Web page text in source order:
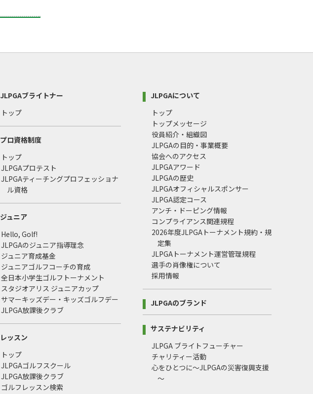
JLPGAブライトナー
トップ
プロ資格制度
トップ
JLPGAプロテスト
JLPGAティーチングプロフェッショナ
ル資格
ジュニア
Hello, Golf!
JLPGAのジュニア指導理念
ジュニア育成基金
ジュニアゴルフコーチの育成
全日本小学生ゴルフトーナメント
スタジオアリス ジュニアカップ
サマーキッズデー・キッズゴルフデー
JLPGA放課後クラブ
レッスン
トップ
JLPGAゴルフスクール
JLPGA放課後クラブ
ゴルフレッスン検索
JLPGAについて
トップ
トップメッセージ
役員紹介・組織図
JLPGAの目的・事業概要
協会へのアクセス
JLPGAアワード
JLPGAの歴史
JLPGAオフィシャルスポンサー
JLPGA認定コース
アンチ・ドーピング情報
コンプライアンス関連規程
2026年度JLPGAトーナメント規約・規
定集
JLPGAトーナメント運営管理規程
選手の肖像権について
採用情報
JLPGAのブランド
サステナビリティ
JLPGA ブライトフューチャー
チャリティー活動
心をひとつに～JLPGAの災害復興支援
～